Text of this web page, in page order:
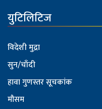
युटिलिटिज
विदेशी मुद्रा
सुन/चाँदी
हावा गुणस्तर सूचकांक
मौसम